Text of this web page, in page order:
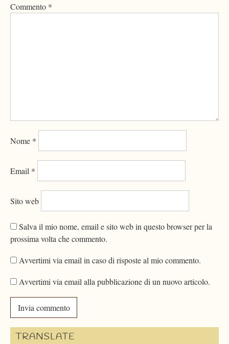
Commento *
Nome *
Email *
Sito web
Salva il mio nome, email e sito web in questo browser per la
prossima volta che commento.
Avvertimi via email in caso di risposte al mio commento.
Avvertimi via email alla pubblicazione di un nuovo articolo.
TRANSLATE